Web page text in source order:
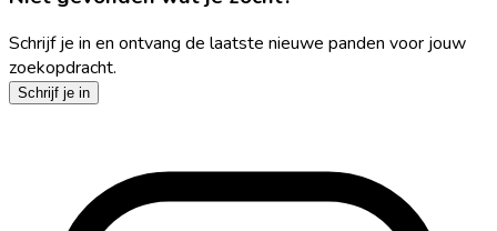
Schrijf je in en ontvang de laatste nieuwe panden voor jouw
zoekopdracht.
Schrijf je in